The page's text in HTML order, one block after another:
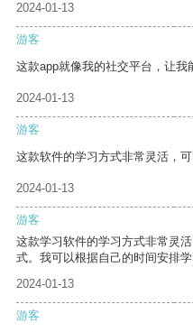
2024-01-13
游客
这款app就像我的社交平台，让我
2024-01-13
游客
这款软件的学习方式非常灵活，
2024-01-13
游客
这款学习软件的学习方式非常灵
式。我可以根据自己的时间安排学
2024-01-13
游客